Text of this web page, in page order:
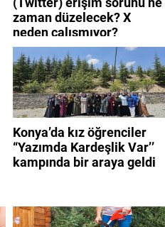
zaman düzelecek? X
neden çalışmıyor?
Konya’da kız öğrenciler
“Yazımda Kardeşlik Var’’
kampında bir araya geldi